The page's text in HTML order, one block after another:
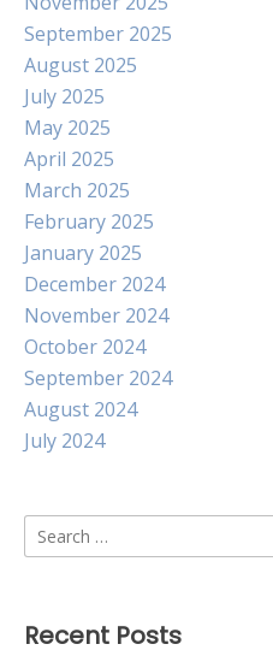
September 2025
August 2025
July 2025
May 2025
April 2025
March 2025
February 2025
January 2025
December 2024
November 2024
October 2024
September 2024
August 2024
July 2024
Search
for:
Recent Posts